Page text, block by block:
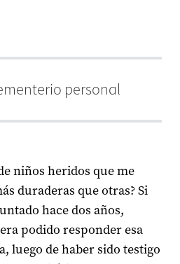
personal
niños heridos que me
duraderas que otras? Si
hace dos años,
podido responder esa
luego de haber sido testigo